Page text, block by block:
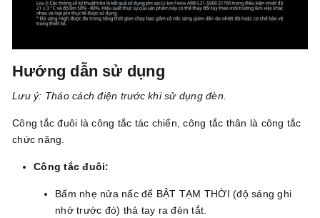
Hướng dẫn sử dụng
Lưu ý: Tháo cách điện trước khi sử dụng đèn.
Công tắc đuôi là công tắc tác chiến, công tắc thân là công tắc
chức năng.
Công tắc đuôi:
Bấm nhẹ nửa nấc để BẬT TẠM THỜI (độ sáng ghi
nhớ trước đó) thả tay ra đèn tắt.